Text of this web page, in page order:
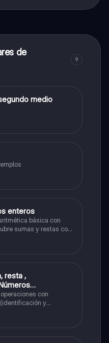
de
9
medio
enteros
básica con
sumas y restas con
resta ,
o Impropia o mixto
y división)
y decimal).
con
y
porcentajes (fracción,